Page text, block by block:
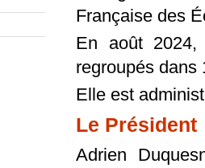
Française des
En août
regroupés dans
Elle est
Le Président
Adrien